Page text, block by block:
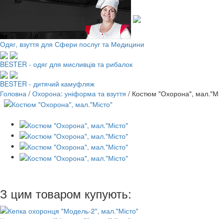
Одяг, взуття для Сфери послуг та Медицини
BESTER - одяг для мисливців та рибалок
BESTER - дитячий камуфляж
Головна / Охорона: уніформа та взуття / Костюм "Охорона",
З цим товаром купують: